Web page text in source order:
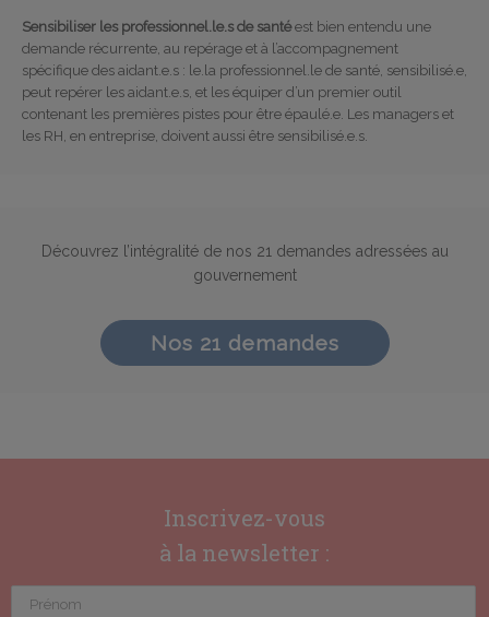
Sensibiliser les professionnel.le.s de santéest bien entendu une
demande récurrente, au repérage et à l’accompagnement
spécifique des aidant.e.s : le.la professionnel.le de santé, sensibilisé.e,
peut repérer les aidant.e.s, et les équiper d’un premier outil
contenant les premières pistes pour être épaulé.e. Les managers et
les RH, en entreprise, doivent aussi être sensibilisé.e.s.
Découvrez l’intégralité de nos 21 demandes adressées au
gouvernement
Nos 21 demandes
Inscrivez-vous
à la newsletter :